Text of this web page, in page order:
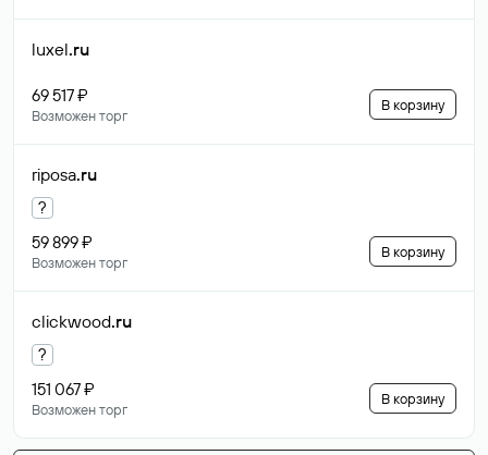
luxel.ru
69 517 ₽
Возможен торг
В корзину
riposa.ru
?
59 899 ₽
Возможен торг
В корзину
clickwood.ru
?
151 067 ₽
Возможен торг
В корзину